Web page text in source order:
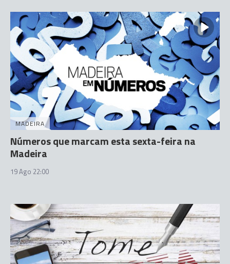
MADEIRA
Números que marcam esta sexta-feira na
Madeira
19 Ago 22:00